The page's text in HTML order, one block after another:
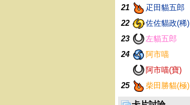
21
疋田貓五郎
22
佐佐貓政(稀)
23
左貓五郎
24
阿市喵
阿市喵(寶)
25
柴田勝貓(極)